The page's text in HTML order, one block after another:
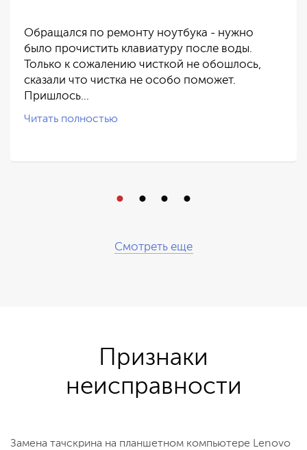
Обращался по ремонту ноутбука - нужно
было прочистить клавиатуру после воды.
Только к сожалению чисткой не обошлось,
сказали что чистка не особо поможет.
Пришлось…
Читать полностью
Смотреть еще
Признаки
неисправности
Замена тачскрина на планшетном компьютере Lenovo